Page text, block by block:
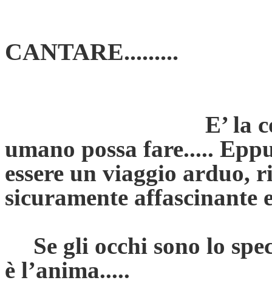
CANTARE.........
E’ la cosa più
umano possa fare.....
essere un viaggio arduo,
sicuramente affascinante
Se gli occhi sono lo
è l’anima.....